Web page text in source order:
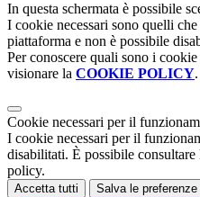
In questa schermata è possibile
I cookie necessari sono quelli
piattaforma e non è possibile
Per conoscere quali sono i
visionare la COOKIE POLICY.
Cookie necessari per il
I cookie necessari per il
disabilitati. È possibile
policy.
Accetta tutti Salva le preferenze